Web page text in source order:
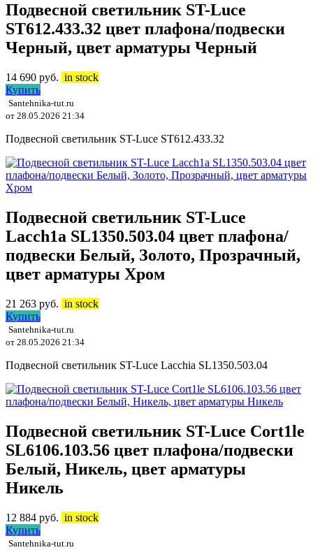
Подвесной светильник ST-Luce
ST612.433.32 цвет плафона/подвески
Черный, цвет арматуры Черный
14 690 руб. in stock
Купить
Santehnika-tut.ru
от 28.05.2026 21:34
Подвесной светильник ST-Luce ST612.433.32
Подвесной светильник ST-Luce
Lacch1a SL1350.503.04 цвет плафона/
подвески Белый, Золото, Прозрачный,
цвет арматуры Хром
21 263 руб. in stock
Купить
Santehnika-tut.ru
от 28.05.2026 21:34
Подвесной светильник ST-Luce Lacchia SL1350.503.04
Подвесной светильник ST-Luce Cort1le
SL6106.103.56 цвет плафона/подвески
Белый, Никель, цвет арматуры
Никель
12 884 руб. in stock
Купить
Santehnika-tut.ru